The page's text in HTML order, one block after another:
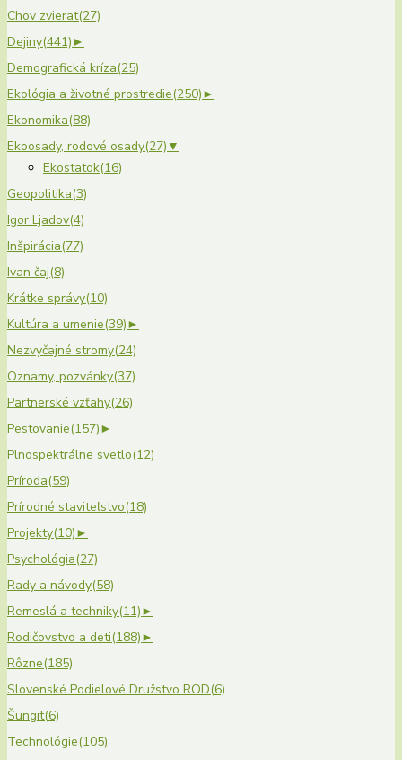
Chov zvierat(27)
Dejiny(441)►
Demografická kríza(25)
Ekológia a životné prostredie(250)►
Ekonomika(88)
Ekoosady, rodové osady(27) ▼
Ekostatok(16)
Geopolitika(3)
Igor Ljadov(4)
Inšpirácia(77)
Ivan čaj(8)
Krátke správy(10)
Kultúra a umenie(39)►
Nezvyčajné stromy(24)
Oznamy, pozvánky(37)
Partnerské vzťahy(26)
Pestovanie(157)►
Plnospektrálne svetlo(12)
Príroda(59)
Prírodné staviteľstvo(18)
Projekty(10)►
Psychológia(27)
Rady a návody(58)
Remeslá a techniky(11)►
Rodičovstvo a deti(188)►
Rôzne(185)
Slovenské Podielové Družstvo ROD(6)
Šungit(6)
Technológie(105)